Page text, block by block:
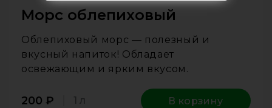
Морс облепиховый
Облепиховый морс — полезный и
вкусный напиток! Обладает
освежающим и ярким вкусом.
200 ₽ 1 л В корзину